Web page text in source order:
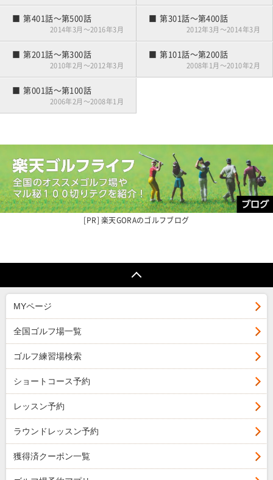
第401話～第500話
2014年3月～2016年3月
第301話～第400話
2012年3月～2014年3月
第201話～第300話
2010年2月～2012年3月
第101話～第200話
2008年1月～2010年2月
第001話～第100話
2006年2月～2008年1月
楽天GORAのゴルフブログ
MYページ
全国ゴルフ場一覧
ゴルフ練習場検索
ショートコース予約
レッスン予約
ラウンドレッスン予約
獲得済クーポン一覧